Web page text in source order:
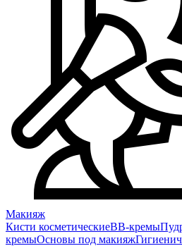
Макияж
Кисти косметическиеBB-кремы
кремыОсновы под макияж